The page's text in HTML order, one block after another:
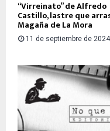
“Virreinato” de Alfredo
Castillo, lastre que
Magaña de La Mora
11 de septiembre de 2024